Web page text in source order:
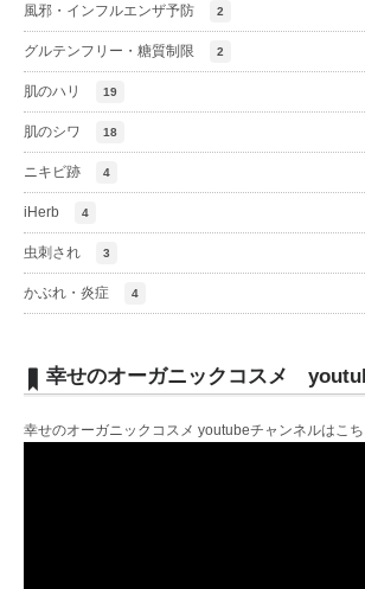
風邪・インフルエンザ予防 2
グルテンフリー・糖質制限 2
肌のハリ 19
肌のシワ 18
ニキビ跡 4
iHerb 4
虫刺され 3
かぶれ・炎症 4
幸せのオーガニックコスメ
幸せのオーガニックコスメ youtubeチャンネルは こ